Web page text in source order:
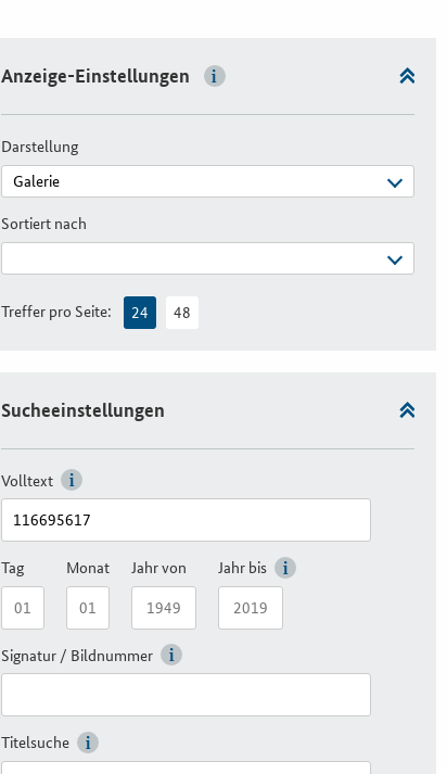
Anzeige-Einstellungen
Darstellung
Sortiert nach
Treffer pro Seite: 24 48
Sucheeinstellungen
Volltext
Tag Monat Jahr von Jahr bis
Signatur / Bildnummer
Titelsuche